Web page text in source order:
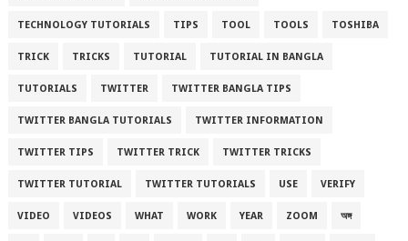
TECHNOLOGY TUTORIALS TIPS TOOL TOOLS TOSHIBA
TRICK TRICKS TUTORIAL TUTORIAL IN BANGLA
TUTORIALS TWITTER TWITTER BANGLA TIPS
TWITTER BANGLA TUTORIALS TWITTER INFORMATION
TWITTER TIPS TWITTER TRICK TWITTER TRICKS
TWITTER TUTORIAL TWITTER TUTORIALS USE VERIFY
VIDEO VIDEOS WHAT WORK YEAR ZOOM অঙ্গ